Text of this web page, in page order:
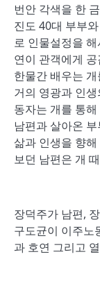
번안 각색을 한
진도 40대 부부
로 인물설정을
연이 관객에게
한물간 배우는
거의 영광과 인
동자는 개를 통
남편과 살아온
삶과 인생을 향
보던 남편은 개
장덕주가 남편,
구도균이 이주노
과 호연 그리고